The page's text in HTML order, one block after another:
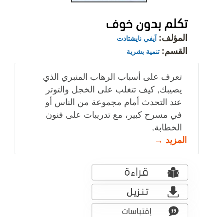
تكلم بدون خوف
المؤلف: آيفي نايشتادت
القسم: تنمية بشرية
تعرف على أسباب الرهاب المنبري الذي
يصيبك, كيف تتغلب على الخجل والتوتر
عند التحدث أمام مجموعة من الناس أو
في مسرح كبير، مع تدريبات على فنون
الخطابة,
المزيد →